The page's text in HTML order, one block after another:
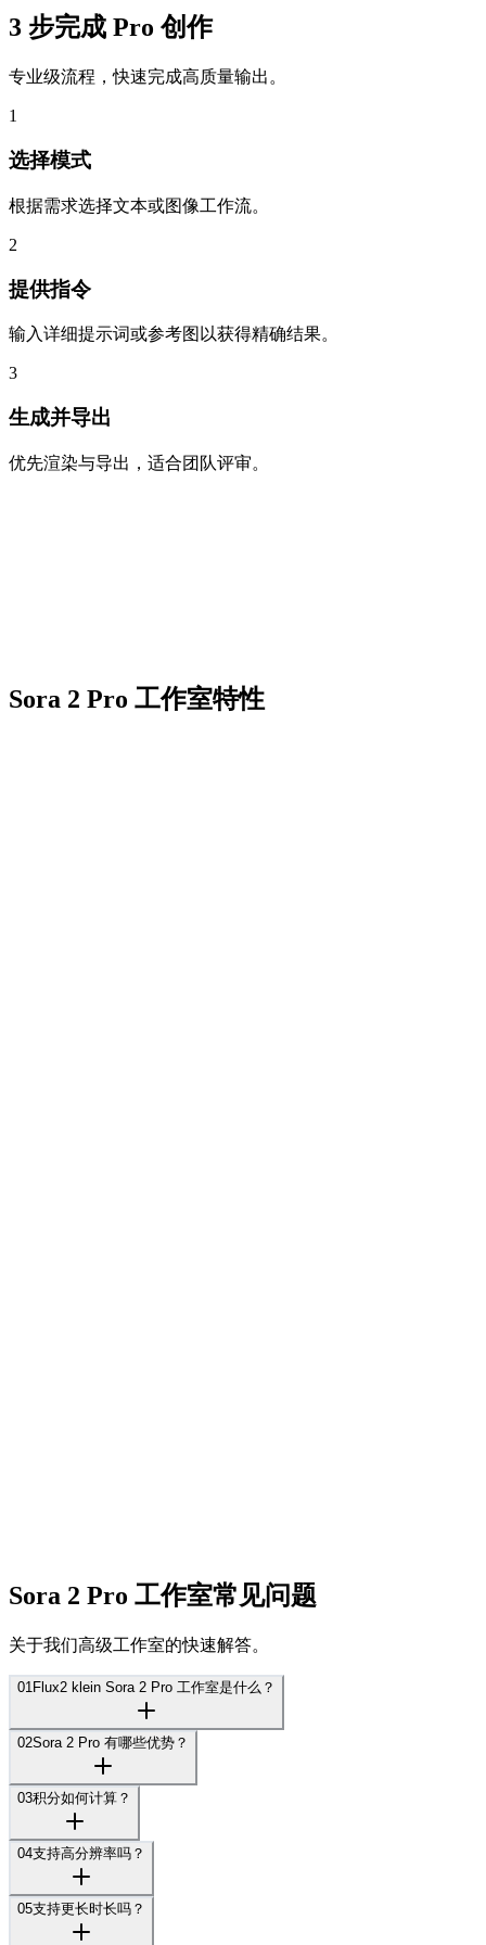
3 步完成 Pro 创作
专业级流程，快速完成高质量输出。
1
选择模式
根据需求选择文本或图像工作流。
2
提供指令
输入详细提示词或参考图以获得精确结果。
3
生成并导出
优先渲染与导出，适合团队评审。
Sora 2 Pro 工作室特性
Sora 2 Pro 工作室常见问题
关于我们高级工作室的快速解答。
01 Flux2 klein Sora 2 Pro 工作室是什么？
02Sora 2 Pro 有哪些优势？
03积分如何计算？
04支持高分辨率吗？
05支持更长时长吗？